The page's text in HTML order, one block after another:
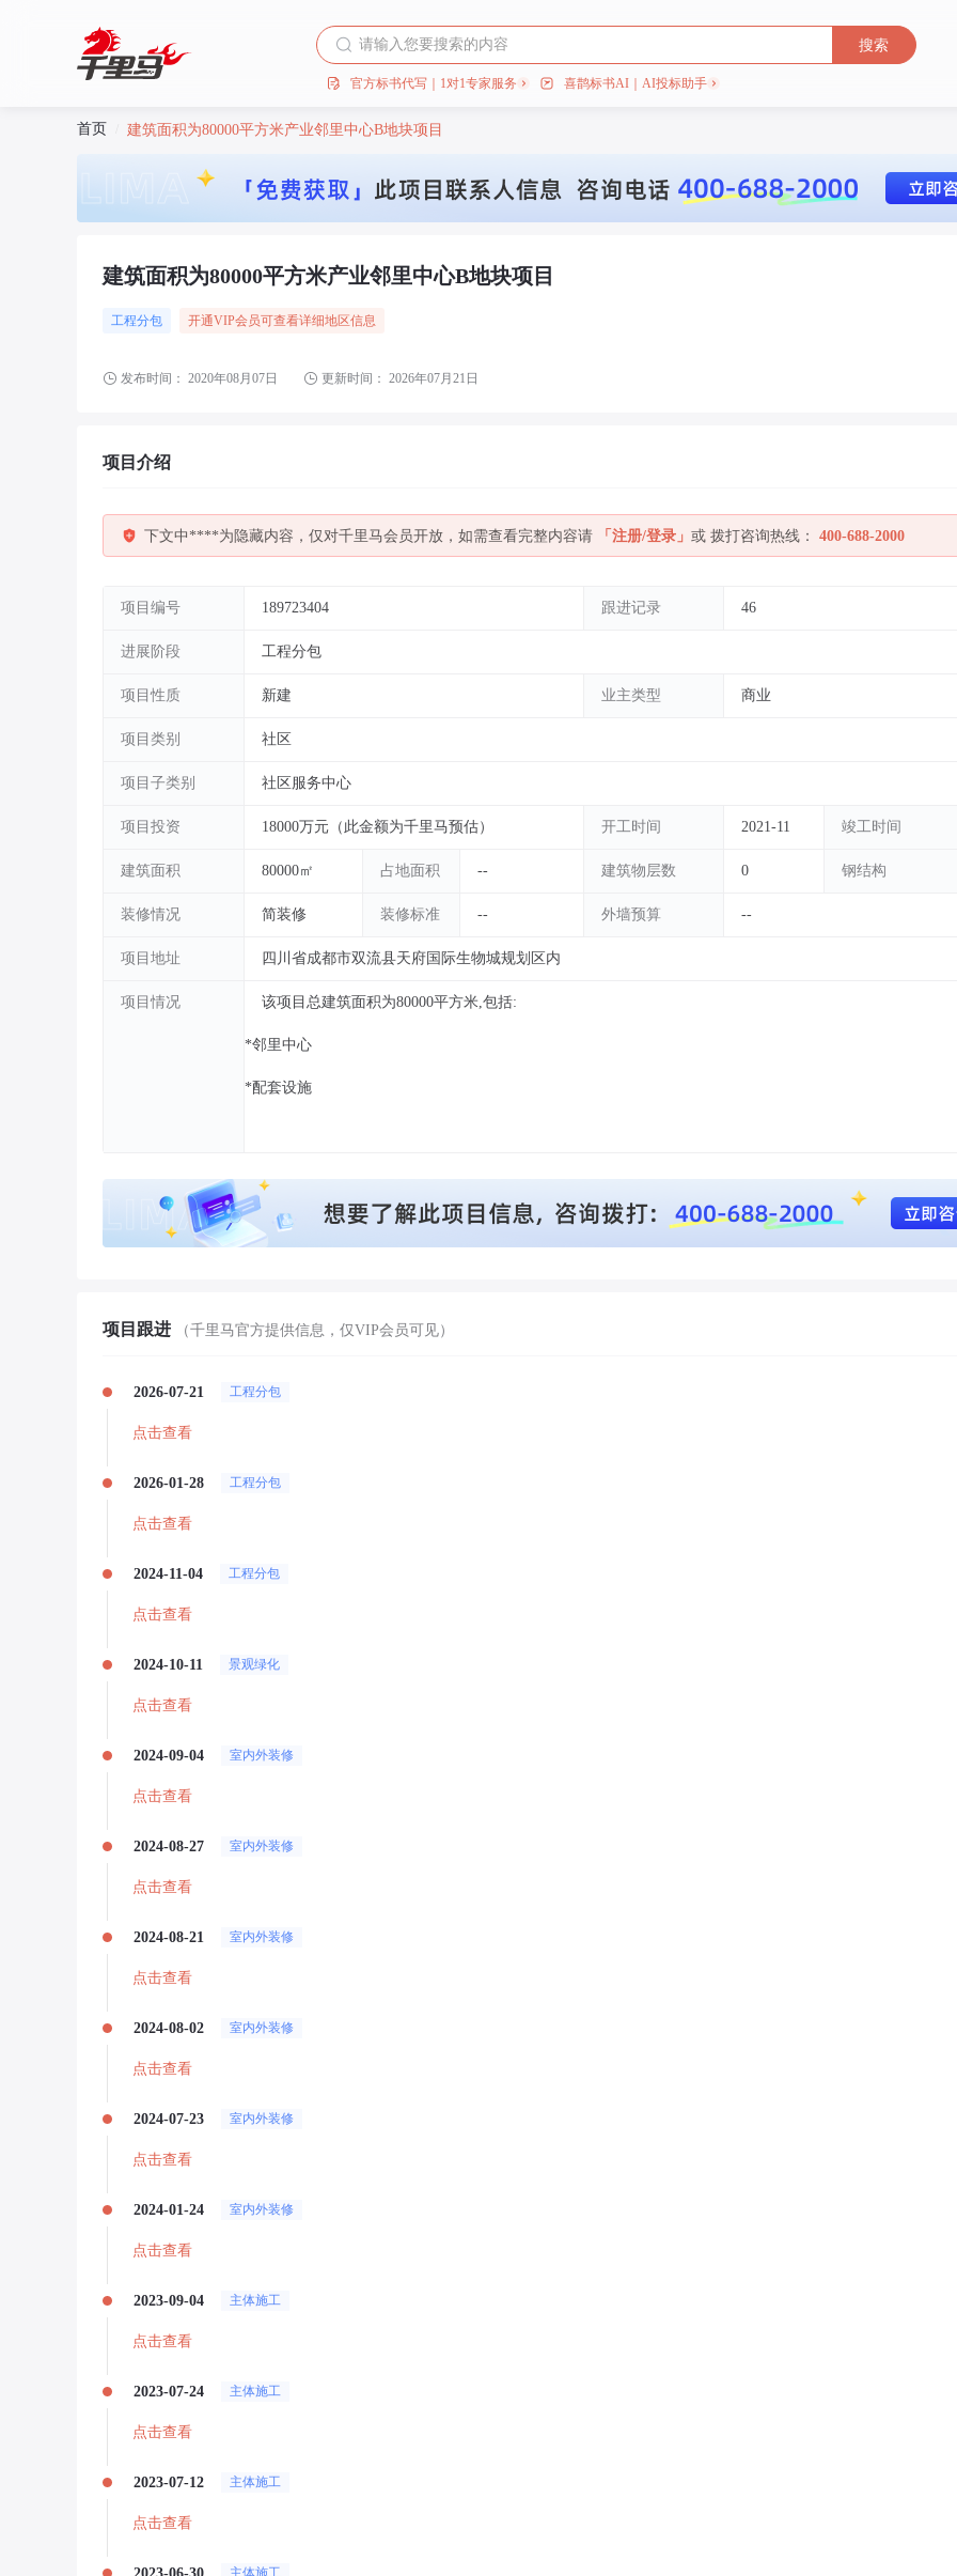
搜索
官方标书代写｜1对1专家服务 喜鹊标书AI｜AI投标助手
首页 建筑面积为80000平方米产业邻里中心B地块项目
建筑面积为80000平方米产业邻里中心B地块项目
工程分包 开通VIP会员可查看详细地区信息
发布时间： 2020年08月07日 更新时间： 2026年07月21日
项目介绍
下文中****为隐藏内容，仅对千里马会员开放，如需查看完整内容请 「注册/登录」 或 拨打咨询热线： 400-688-2000
项目编号 189723404 跟进记录 46
进展阶段 工程分包
项目性质 新建 业主类型 商业
项目类别 社区
项目子类别 社区服务中心
项目投资 18000万元（此金额为千里马预估） 开工时间 2021-11 竣工时间
建筑面积 80000㎡ 占地面积 -- 建筑物层数 0 钢结构
装修情况 简装修 装修标准 -- 外墙预算 --
项目地址 四川省成都市双流县天府国际生物城规划区内
项目情况 该项目总建筑面积为80000平方米,包括:
*邻里中心
*配套设施
项目跟进 （千里马官方提供信息，仅VIP会员可见）
2026-07-21 工程分包
点击查看
2026-01-28 工程分包
点击查看
2024-11-04 工程分包
点击查看
2024-10-11 景观绿化
点击查看
2024-09-04 室内外装修
点击查看
2024-08-27 室内外装修
点击查看
2024-08-21 室内外装修
点击查看
2024-08-02 室内外装修
点击查看
2024-07-23 室内外装修
点击查看
2024-01-24 室内外装修
点击查看
2023-09-04 主体施工
点击查看
2023-07-24 主体施工
点击查看
2023-07-12 主体施工
点击查看
2023-06-30 主体施工